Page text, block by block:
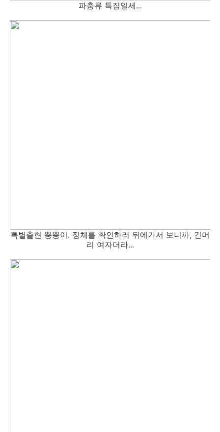
파충류 특집일세...
특별출현 뿡뿡이. 정체를 확인하러 뒤에가서 보니까, 긴머
리 여자더라...